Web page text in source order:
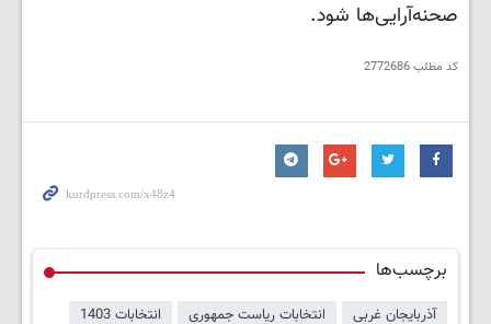
صحنه‌آرایی‌ها شود.
کد مطلب2772686
برچسب‌ها
آذربایجان غربی انتخابات ریاست جمهوری انتخابات 1403